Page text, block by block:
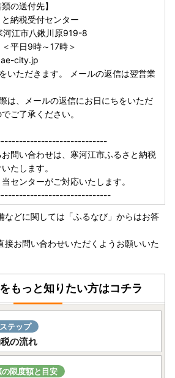
から直接発送いたします。発送のため
・住所・電話番号の情報を提供してお
りご連絡をさせていただく場合もござ
承ください。
と納税受付センター
（平日9時～17時）
city.jp
始を除く＞
お問い合わせは、
受付センターがお受けいたします。
当センターがご対応いたします。
の送付先】
納税受付センター
江市八鍬川原919-8
平日9時～17時＞
city.jp
いただきます。 メールの返信は翌営業
は、メールの返信にお日にちをいただ
ご了承ください。
問い合わせは、寒河江市ふるさと納税
たします。
センターがご対応いたします。
などに関しては「ふるなび」からはお答
接お問い合わせいただくようお願いいた
もっと知りたい方はコチラ
テップ
の流れ
限度額と目安